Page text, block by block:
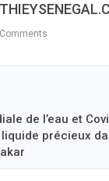
Comments
de l’eau et
précieux